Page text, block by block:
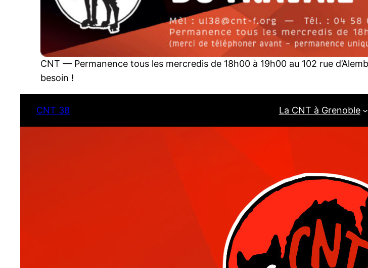
CNT — Permanence tous les mercredis de 18h00 à 19h00 au 102 rue
besoin !
CNT 38 La CNT à Grenoble